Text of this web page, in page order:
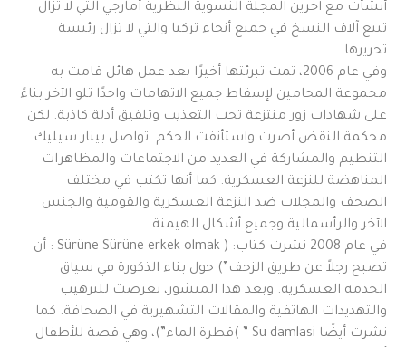
أنشأت مع آخرين المجلة النسوية النظرية أمارجي التي لا تزال
تبيع آلاف النسخ في جميع أنحاء تركيا والتي لا تزال رئيسة
تحريرها.
وفي عام 2006، تمت تبرئتها أخيرًا بعد عمل هائل قامت به
مجموعة المحامين لإسقاط جميع الاتهامات واحدًا تلو الآخر بناءً
على شهادات زور منتزعة تحت التعذيب وتلفيق أدلة كاذبة. لكن
محكمة النقض أصرت واستأنفت الحكم. تواصل بينار سيليك
التنظيم والمشاركة في العديد من الاجتماعات والمظاهرات
المناهضة للنزعة العسكرية. كما أنها تكتب في مختلف
الصحف والمجلات ضد النزعة العسكرية والقومية والجنس
الآخر والرأسمالية وجميع أشكال الهيمنة.
في عام 2008 نشرت كتاب: ( Sürüne Sürüne erkek olmak : أن
تصبح رجلاً عن طريق الزحف”) حول بناء الذكورة في سياق
الخدمة العسكرية. وبعد هذا المنشور، تعرضت للترهيب
والتهديدات الهاتفية والمقالات التشهيرية في الصحافة. كما
نشرت أيضًا Su damlasi ” )قطرة الماء”)، وهي قصة للأطفال